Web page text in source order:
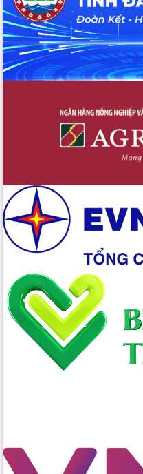
Bí thư Tỉnh ủy Lương Nguyễn Minh
Triết kiểm tra việc thực hiện chống
khai thác IUU
Hội thảo chuyên đề “Hành trình xuất
khẩu nông sản Việt Nam qua thương
mại điện tử cùng Amazon”
lần thứ I (2025-2030)
Đồng chí Lương Nguyễn Minh Triết
được chỉ định làm Bí thư Tỉnh ủy Đắk
xuất nông nghiệp bền vững, phát thải
thấp
Tọa đàm kỷ niệm 95 năm Ngày thành
lập Hội Liên hiệp Phụ nữ Việt Nam
Đắk Lắk tổ chức Ngày hội Chuyển đổi
số với chủ đề: “Công nghệ số - kiến
tạo tương lai”
Tập trung phát triển khoa học công
nghệ, đổi mới sáng tạo và chuyển đổi
số lĩnh vực nông nghiệp và môi trường
“Hồ sơ phi địa giới – Bước tiến mới
trong cải cách hành chính”
Phó Chủ tịch UBND tỉnh Nguyễn Thiên
Tỉnh Đắk Lắk hiện đại hóa y tế từ bệnh